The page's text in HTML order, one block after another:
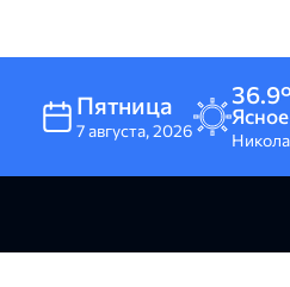
Пятница
7августа,2026
36.9°